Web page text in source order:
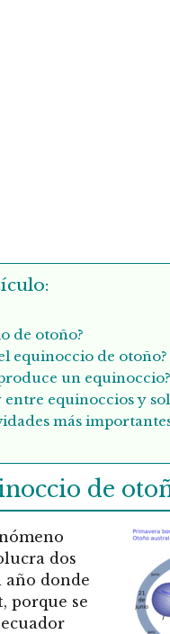
de otoño?
equinoccio de otoño?
un equinoccio?
equinoccios y
más
de
dos
año donde
porque se